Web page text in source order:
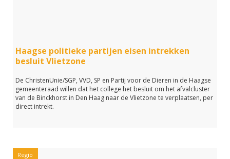
Haagse politieke partijen eisen intrekken
besluit Vlietzone
De ChristenUnie/SGP, VVD, SP en Partij voor de Dieren in de Haagse
gemeenteraad willen dat het college het besluit om het afvalcluster
van de Binckhorst in Den Haag naar de Vlietzone te verplaatsen, per
direct intrekt.
Regio